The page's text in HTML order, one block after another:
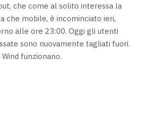
che come al solito interessa la
che mobile, è incominciato ieri,
alle ore 23:00. Oggi gli utenti
sono nuovamente tagliati fuori.
funzionano.